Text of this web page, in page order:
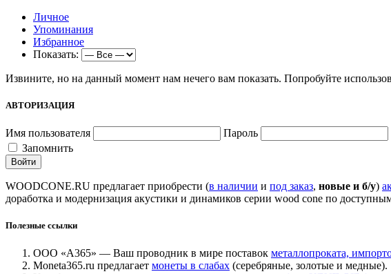
Личное
Упоминания
Избранное
Показать:
Извините, но на данный момент нам нечего вам показать. Попробуйте
АВТОРИЗАЦИЯ
Имя пользователя
Пароль
Запомнить
WOODCONE.RU предлагает приобрести (в наличии и под заказ, новые и б/у)
доработка и модернизация акустики и динамиков серии wood cone по
Полезные ссылки
ООО «А365» — Ваш проводник в мире поставок металлопроката,
Moneta365.ru предлагает монеты в слабах (серебряные, золотые и медные).